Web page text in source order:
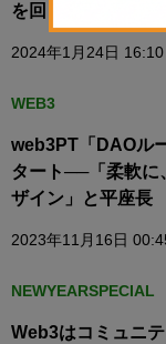
を回していく：自
2024年1月24日 16:10
WEB3
web3PT「DAOル
タート──「柔軟に
ザイン」と平座長
2023年11月16日
NEWYEARSPECIAL
Web3はコミュニ